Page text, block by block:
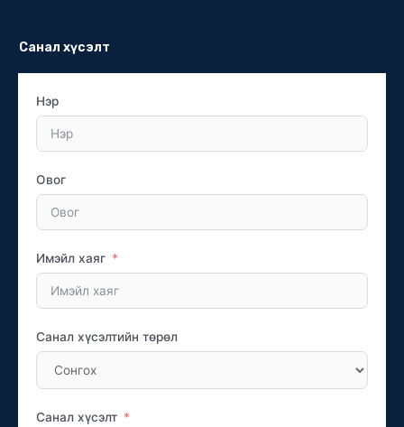
Санал хүсэлт
Нэр
Овог
Имэйл хаяг
Санал хүсэлтийн төрөл
Санал хүсэлт